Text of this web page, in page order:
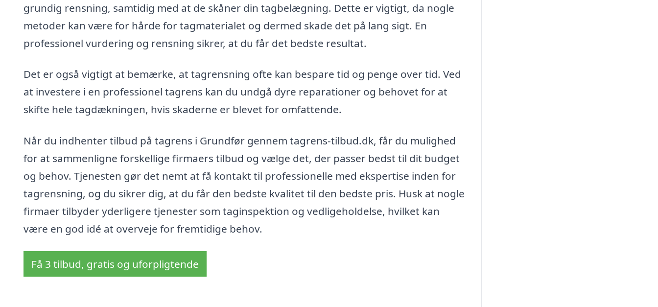
grundig rensning, samtidig med at de skåner din tagbelægning. Dette er vigtigt, da nogle
metoder kan være for hårde for tagmaterialet og dermed skade det på lang sigt. En
professionel vurdering og rensning sikrer, at du får det bedste resultat.
Det er også vigtigt at bemærke, at tagrensning ofte kan bespare tid og penge over tid. Ved
at investere i en professionel tagrens kan du undgå dyre reparationer og behovet for at
skifte hele tagdækningen, hvis skaderne er blevet for omfattende.
Når du indhenter tilbud på tagrens i Grundfør gennem tagrens-tilbud.dk, får du mulighed
for at sammenligne forskellige firmaers tilbud og vælge det, der passer bedst til dit budget
og behov. Tjenesten gør det nemt at få kontakt til professionelle med ekspertise inden for
tagrensning, og du sikrer dig, at du får den bedste kvalitet til den bedste pris. Husk at nogle
firmaer tilbyder yderligere tjenester som taginspektion og vedligeholdelse, hvilket kan
være en god idé at overveje for fremtidige behov.
Få 3 tilbud, gratis og uforpligtende